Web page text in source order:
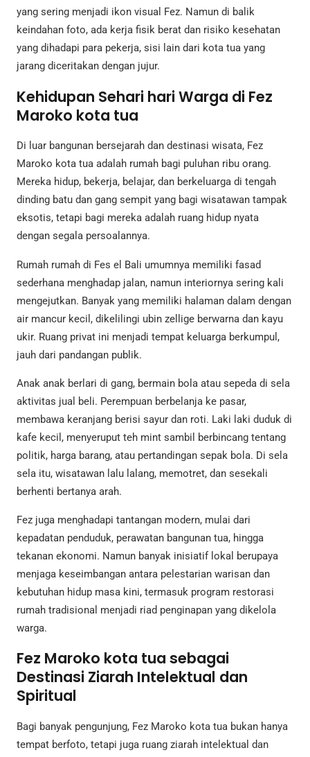
yang sering menjadi ikon visual Fez. Namun di balik
keindahan foto, ada kerja fisik berat dan risiko kesehatan
yang dihadapi para pekerja, sisi lain dari kota tua yang
jarang diceritakan dengan jujur.
Kehidupan Sehari hari Warga di Fez
Maroko kota tua
Di luar bangunan bersejarah dan destinasi wisata, Fez
Maroko kota tua adalah rumah bagi puluhan ribu orang.
Mereka hidup, bekerja, belajar, dan berkeluarga di tengah
dinding batu dan gang sempit yang bagi wisatawan tampak
eksotis, tetapi bagi mereka adalah ruang hidup nyata
dengan segala persoalannya.
Rumah rumah di Fes el Bali umumnya memiliki fasad
sederhana menghadap jalan, namun interiornya sering kali
mengejutkan. Banyak yang memiliki halaman dalam dengan
air mancur kecil, dikelilingi ubin zellige berwarna dan kayu
ukir. Ruang privat ini menjadi tempat keluarga berkumpul,
jauh dari pandangan publik.
Anak anak berlari di gang, bermain bola atau sepeda di sela
aktivitas jual beli. Perempuan berbelanja ke pasar,
membawa keranjang berisi sayur dan roti. Laki laki duduk di
kafe kecil, menyeruput teh mint sambil berbincang tentang
politik, harga barang, atau pertandingan sepak bola. Di sela
sela itu, wisatawan lalu lalang, memotret, dan sesekali
berhenti bertanya arah.
Fez juga menghadapi tantangan modern, mulai dari
kepadatan penduduk, perawatan bangunan tua, hingga
tekanan ekonomi. Namun banyak inisiatif lokal berupaya
menjaga keseimbangan antara pelestarian warisan dan
kebutuhan hidup masa kini, termasuk program restorasi
rumah tradisional menjadi riad penginapan yang dikelola
warga.
Fez Maroko kota tua sebagai
Destinasi Ziarah Intelektual dan
Spiritual
Bagi banyak pengunjung, Fez Maroko kota tua bukan hanya
tempat berfoto, tetapi juga ruang ziarah intelektual dan